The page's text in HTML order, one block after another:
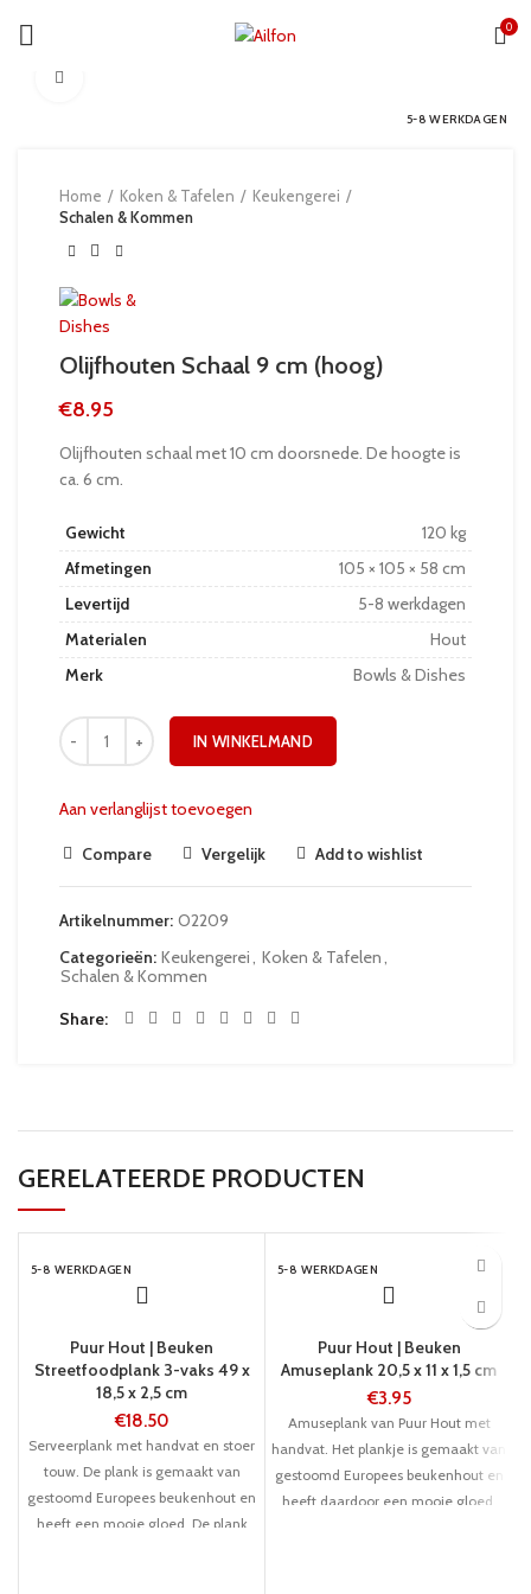
0
5-8 WERKDAGEN
Home Koken & Tafelen
Keukengerei
Schalen & Kommen
Olijfhouten Schaal 9 cm (hoog)
€8.95
Olijfhouten schaal met 10 cm doorsnede. De hoogte is
ca. 6 cm.
Gewicht
120 kg
Afmetingen
105 × 105 × 58 cm
Levertijd
5-8 werkdagen
Materialen
Hout
Merk
Bowls & Dishes
IN WINKELMAND
Aan verlanglijst toevoegen
Compare Vergelijk Add to wishlist
Artikelnummer: O2209
Categorieën: Keukengerei, Koken & Tafelen,
Schalen & Kommen
Share
GERELATEERDE PRODUCTEN
5-8 WERKDAGEN
Puur Hout | Beuken
Streetfoodplank 3-vaks 49 x
18,5 x 2,5 cm
€18.50
Serveerplank met handvat en stoer
touw. De plank is gemaakt van
gestoomd Europees beukenhout en
heeft een mooie gloed. De plank
5-8 WERKDAGEN
Puur Hout | Beuken
Amuseplank 20,5 x 11 x 1,5 cm
€3.95
Amuseplank van Puur Hout met
handvat. Het plankje is gemaakt van
gestoomd Europees beukenhout en
heeft daardoor een mooie gloed.